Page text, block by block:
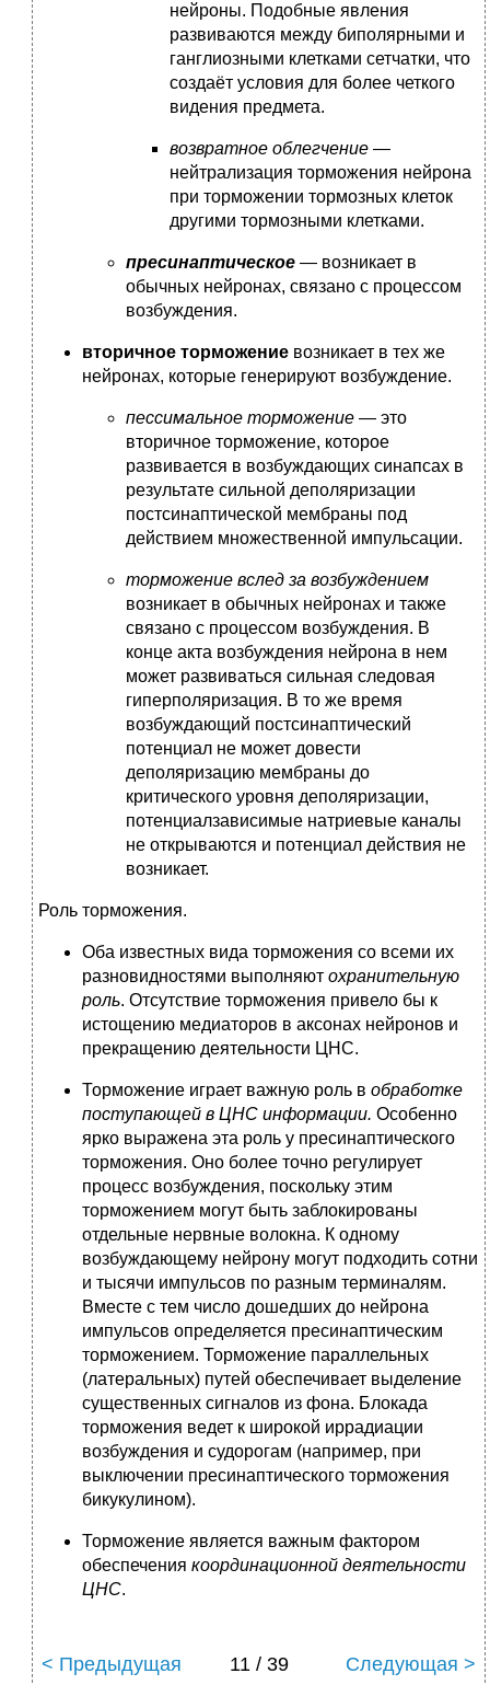
нейроны. Подобные явления
развиваются между биполярными и
ганглиозными клетками сетчатки, что
создаёт условия для более четкого
видения предмета.
возвратное облегчение —
нейтрализация торможения нейрона
при торможении тормозных клеток
другими тормозными клетками.
пресинаптическое — возникает в
обычных нейронах, связано с процессом
возбуждения.
вторичное торможение возникает в тех же
нейронах, которые генерируют возбуждение.
пессимальное торможение — это
вторичное торможение, которое
развивается в возбуждающих синапсах в
результате сильной деполяризации
постсинаптической мембраны под
действием множественной импульсации.
торможение вслед за возбуждением
возникает в обычных нейронах и также
связано с процессом возбуждения. В
конце акта возбуждения нейрона в нем
может развиваться сильная следовая
гиперполяризация. В то же время
возбуждающий постсинаптический
потенциал не может довести
деполяризацию мембраны до
критического уровня деполяризации,
потенциалзависимые натриевые каналы
не открываются и потенциал действия не
возникает.
Роль торможения.
Оба известных вида торможения со всеми их
разновидностями выполняют охранительную
роль. Отсутствие торможения привело бы к
истощению медиаторов в аксонах нейронов и
прекращению деятельности ЦНС.
Торможение играет важную роль в обработке
поступающей в ЦНС информации. Особенно
ярко выражена эта роль у пресинаптического
торможения. Оно более точно регулирует
процесс возбуждения, поскольку этим
торможением могут быть заблокированы
отдельные нервные волокна. К одному
возбуждающему нейрону могут подходить сотни
и тысячи импульсов по разным терминалям.
Вместе с тем число дошедших до нейрона
импульсов определяется пресинаптическим
торможением. Торможение параллельных
(латеральных) путей обеспечивает выделение
существенных сигналов из фона. Блокада
торможения ведет к широкой иррадиации
возбуждения и судорогам (например, при
выключении пресинаптического торможения
бикукулином).
Торможение является важным фактором
обеспечения координационной деятельности
ЦНС.
< Предыдущая 11 / 39 Следующая >